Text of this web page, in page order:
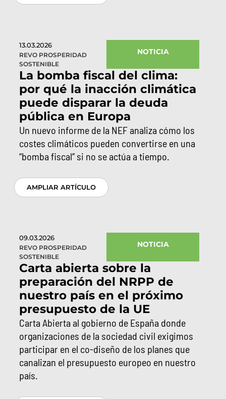
13.03.2026
REVO PROSPERIDAD
SOSTENIBLE
NOTICIA
La bomba fiscal del clima:
por qué la inacción climática
puede disparar la deuda
pública en Europa
Un nuevo informe de la NEF analiza cómo los
costes climáticos pueden convertirse en una
“bomba fiscal” si no se actúa a tiempo.
AMPLIAR ARTÍCULO
09.03.2026
REVO PROSPERIDAD
SOSTENIBLE
NOTICIA
Carta abierta sobre la
preparación del NRPP de
nuestro país en el próximo
presupuesto de la UE
Carta Abierta al gobierno de España donde
organizaciones de la sociedad civil exigimos
participar en el co-diseño de los planes que
canalizan el presupuesto europeo en nuestro
país.